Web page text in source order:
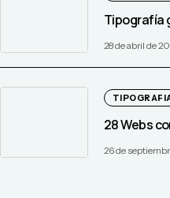
Tipografía
28 de abril de
28 Webs
26 de